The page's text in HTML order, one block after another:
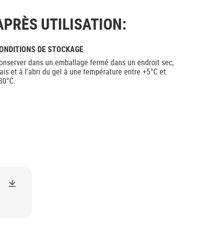
UTILISATION:
DE STOCKAGE
dans un emballage fermé dans un endroit sec,
et à l'abri du gel à une température entre +5°C et